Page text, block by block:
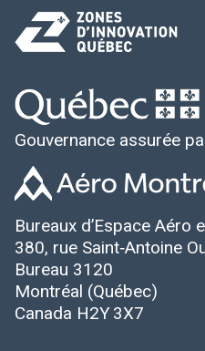
Gouvernance assurée
Bureaux d’Espace Aéro
380, rue Saint‑Antoine
Bureau 3120
Montréal (Québec)
Canada H2Y 3X7